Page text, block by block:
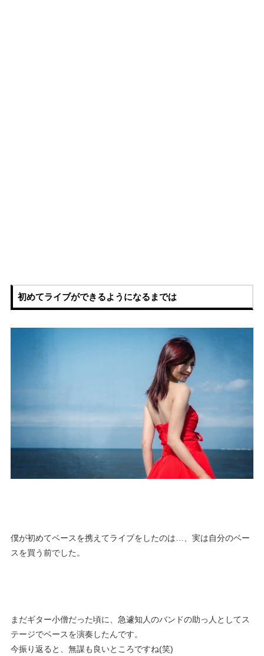
初めてライブができるようになるまでは
僕が初めてベースを携えてライブをしたのは…、実は自分のベー
スを買う前でした。
まだギター小僧だった頃に、急遽知人のバンドの助っ人としてス
テージでベースを演奏したんです。
今振り返ると、無謀も良いところですね(笑)